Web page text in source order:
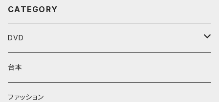
CATEGORY
DVD
Performenシリーズ
館シリーズ
台本
ファッション